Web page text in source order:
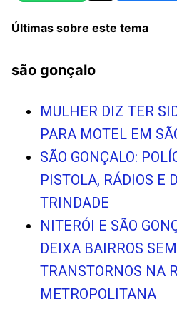
Últimas sobre este tema
são gonçalo
MULHER DIZ TER
PARA MOTEL EM
SÃO GONÇALO:
PISTOLA, RÁDIOS E
TRINDADE
NITERÓI E SÃO
DEIXA BAIRROS
TRANSTORNOS NA
METROPOLITANA